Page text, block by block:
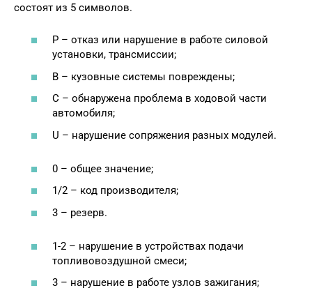
состоят из 5 символов.
Р – отказ или нарушение в работе силовой
установки, трансмиссии;
В – кузовные системы повреждены;
С – обнаружена проблема в ходовой части
автомобиля;
U – нарушение сопряжения разных модулей.
0 – общее значение;
1/2 – код производителя;
3 – резерв.
1-2 – нарушение в устройствах подачи
топливовоздушной смеси;
3 – нарушение в работе узлов зажигания;